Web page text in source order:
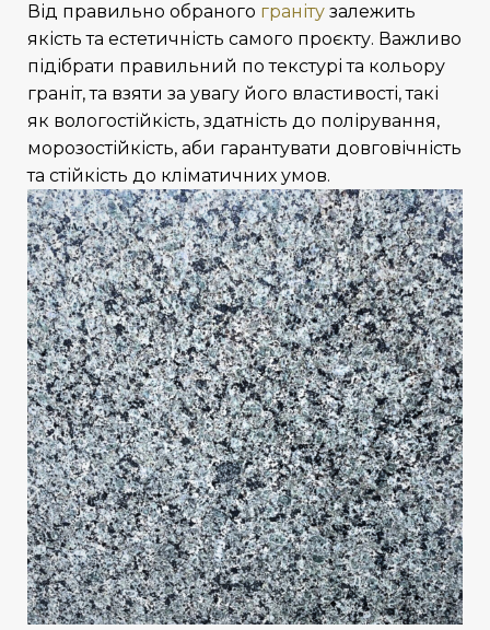
Від правильно обраного граніту залежить
якість та естетичність самого проєкту. Важливо
підібрати правильний по текстурі та кольору
граніт, та взяти за увагу його властивості, такі
як вологостійкість, здатність до полірування,
морозостійкість, аби гарантувати довговічність
та стійкість до кліматичних умов.